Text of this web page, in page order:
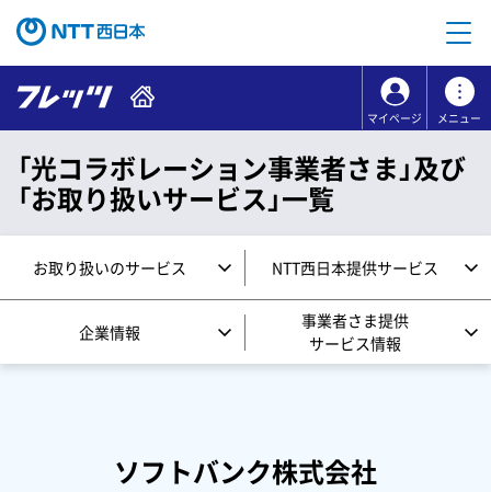
コンテンツのリンクナビゲーションへ移動
マイページ メニュー
「光コラボレーション事業者さま」及び
「お取り扱いサービス」一覧
お取り扱いのサービス NTT西日本提供サービス
企業情報
事業者さま提供
サービス情報
ソフトバンク株式会社